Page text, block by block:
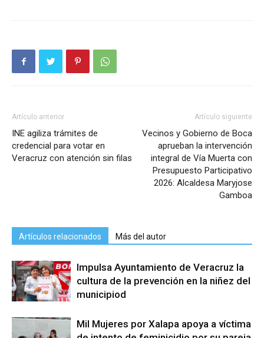
Artículo anterior
INE agiliza trámites de
credencial para votar en
Veracruz con atención sin filas
Artículo siguiente
Vecinos y Gobierno de Boca
aprueban la intervención
integral de Vía Muerta con
Presupuesto Participativo
2026: Alcaldesa Maryjose
Gamboa
Artículos relacionados Más del autor
Impulsa Ayuntamiento de Veracruz la
cultura de la prevención en la niñez del
municipiod
Mil Mujeres por Xalapa apoya a víctima